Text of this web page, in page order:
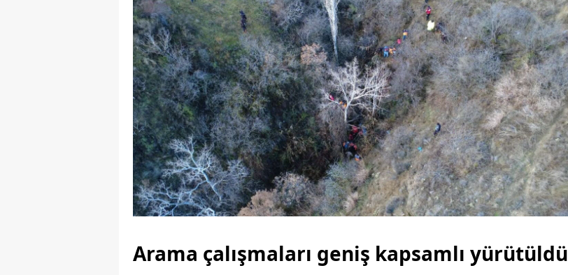
Arama çalışmaları geniş kapsamlı yürütüldü